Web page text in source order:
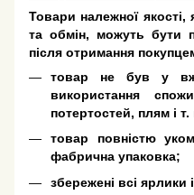
Товари належної
та обмін, можуть бути
після отримання
товар не був у
використання
потертостей, плям і т.
товар повністю
фабрична упаковка;
збережені всі ярлики